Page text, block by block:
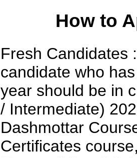
How to
Fresh Candidates
candidate who
year should be in
/ Intermediate)
Dashmottar
Certificates